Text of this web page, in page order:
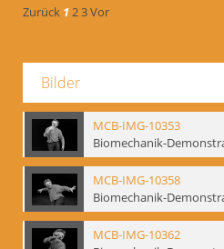
Zurück 123Vor
Bilder
MCB-IMG-10353
MCB-IMG-10358
MCB-IMG-10362